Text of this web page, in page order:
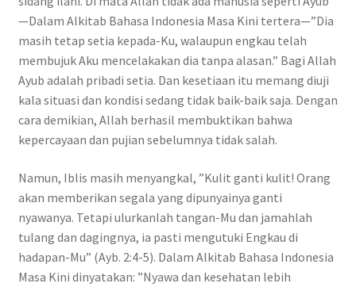
—Dalam Alkitab Bahasa Indonesia Masa Kini tertera—”Dia
masih tetap setia kepada-Ku, walaupun engkau telah
membujuk Aku mencelakakan dia tanpa alasan.” Bagi Allah
Ayub adalah pribadi setia. Dan kesetiaan itu memang diuji
kala situasi dan kondisi sedang tidak baik-baik saja. Dengan
cara demikian, Allah berhasil membuktikan bahwa
kepercayaan dan pujian sebelumnya tidak salah.
Namun, Iblis masih menyangkal, ”Kulit ganti kulit! Orang
akan memberikan segala yang dipunyainya ganti
nyawanya. Tetapi ulurkanlah tangan-Mu dan jamahlah
tulang dan dagingnya, ia pasti mengutuki Engkau di
hadapan-Mu” (Ayb. 2:4-5). Dalam Alkitab Bahasa Indonesia
Masa Kini dinyatakan: ”Nyawa dan kesehatan lebih